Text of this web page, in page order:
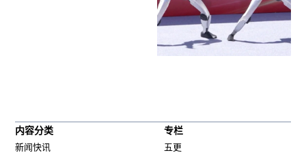
内容分类
新闻快讯
专栏
五更